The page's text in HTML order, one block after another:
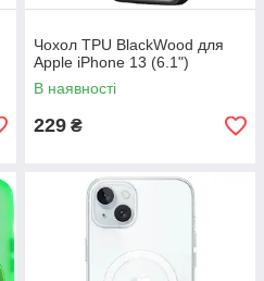
Чохол TPU BlackWood для
Apple iPhone 13 (6.1")
В наявності
229 ₴